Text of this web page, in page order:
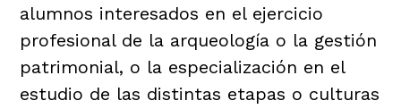
alumnos interesados en el ejercicio
profesional de la arqueología o la gestión
patrimonial, o la especialización en el
estudio de las distintas etapas o culturas